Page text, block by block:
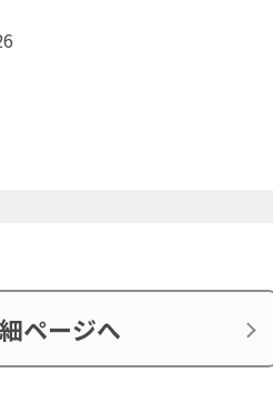
ページへ